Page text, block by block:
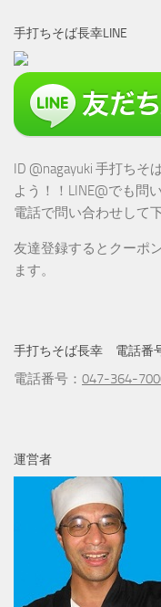
手打ちそば長幸LINE
ID @nagayuki 手打ちそ
よう！！LINE@でも問
電話で問い合わせして下
友達登録するとクーポ
ます。
手打ちそば長幸 電話番
電話番号： 047-364-
運営者